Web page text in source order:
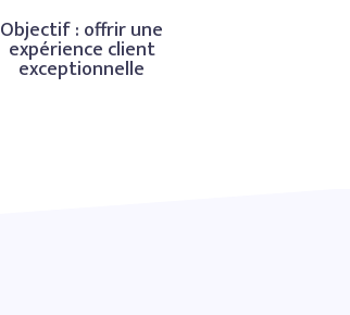
Objectif : offrir une
expérience client
exceptionnelle